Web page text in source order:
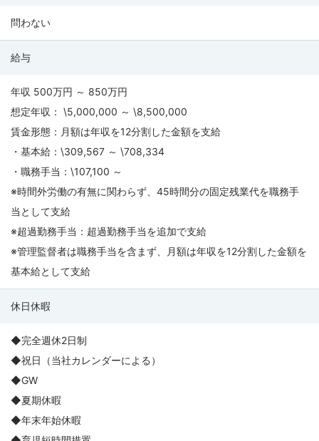
問わない
給与
年収 500万円 ～ 850万円
想定年収： \5,000,000 ～ \8,500,000
賃金形態：月額は年収を12分割した金額を支給
・基本給：\309,567 ～ \708,334
・職務手当：\107,100 ～
※時間外労働の有無に関わらず、45時間分の固定残業代を職務手
当として支給
※超過勤務手当：超過勤務手当を追加で支給
※管理監督者は職務手当を含まず、月額は年収を12分割した金額を
基本給として支給
休日休暇
◆完全週休2日制
◆祝日（当社カレンダーによる）
◆GW
◆夏期休暇
◆年末年始休暇